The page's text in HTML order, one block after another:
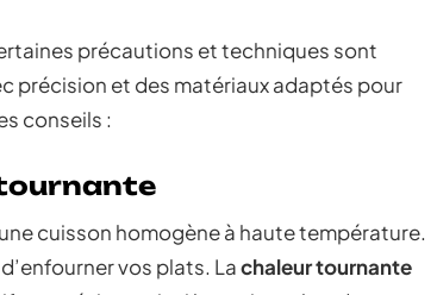
précautions et techniques sont
précision et des matériaux adaptés pour
conseils :
cuisson homogène à haute température.
vos plats. Lachaleur tournante